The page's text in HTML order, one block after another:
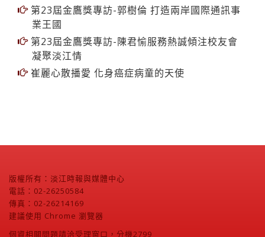
第23屆金鷹獎專訪-郭樹倫 打造兩岸國際通訊事
業王國
第23屆金鷹獎專訪-陳君愉服務熱誠傾注校友會
凝聚淡江情
崔麗心散播愛 化身癌症病童的天使
版權所有：淡江時報與媒體中心
電話：02-26250584
傳真：02-26214169
建議使用 Chrome 瀏覽器
個資相關問題請洽受理窗口，分機2799